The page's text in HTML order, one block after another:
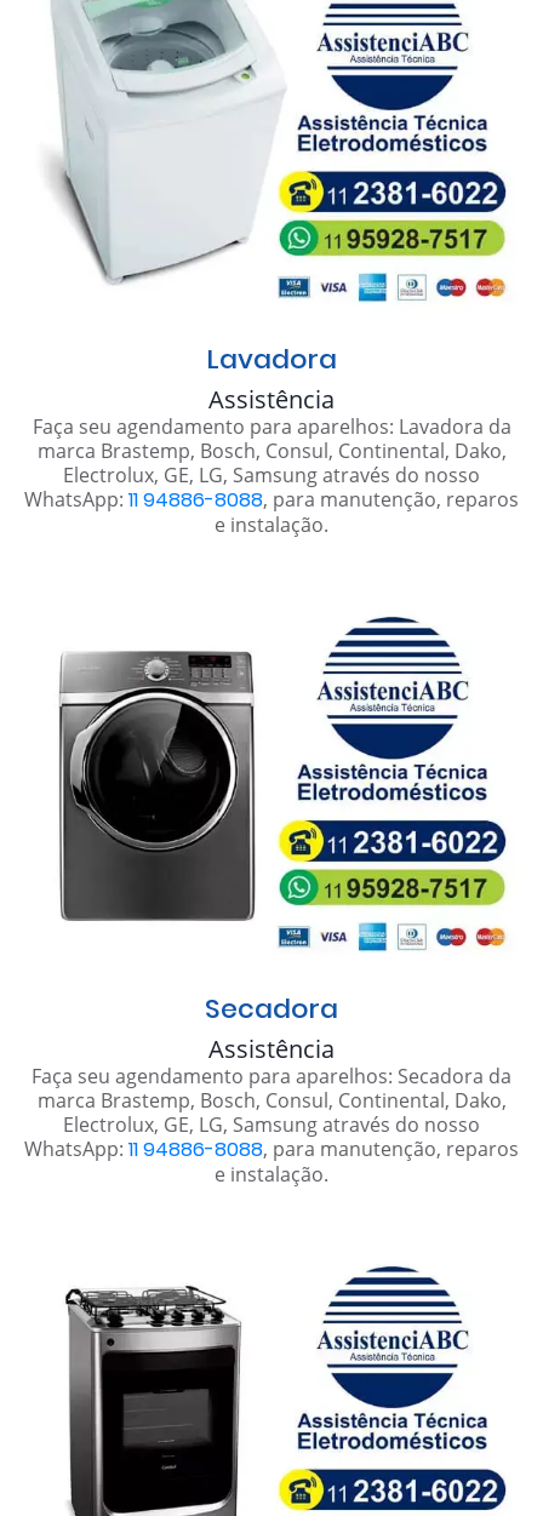
Lavadora
Assistência
Faça seu agendamento para aparelhos: Lavadora da
marca Brastemp, Bosch, Consul, Continental, Dako,
Electrolux, GE, LG, Samsung através do nosso
WhatsApp: 11 94886-8088, para manutenção, reparos
e instalação.
Secadora
Assistência
Faça seu agendamento para aparelhos: Secadora da
marca Brastemp, Bosch, Consul, Continental, Dako,
Electrolux, GE, LG, Samsung através do nosso
WhatsApp: 11 94886-8088, para manutenção, reparos
e instalação.